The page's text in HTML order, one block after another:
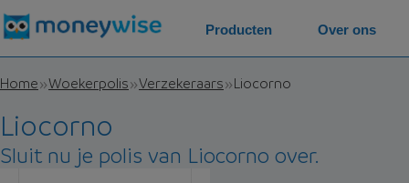
Home Woekerpolis Verzekeraars Liocorno
Liocorno
Sluit nu je polis van Liocorno over.
Producten Over ons